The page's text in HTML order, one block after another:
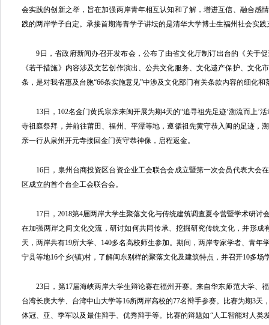
会实践的创新之举，旨在加强两岸青年相互认知和了解，增进互信、融合感
践的两岸学子自定。承接首期海青学子讲坛的是清华大学博士生福州社会实践
9日，省政府新闻办召开发布会，公布了由省文化厅制订出台的《关于促
《若干措施》内容涉及文艺创作演出、公共文化服务、文化遗产保护、文化
条，是对我省惠及台胞“66条实施意见”中涉及文化部门有关条款内容的细化和
13日，102名金门黄氏宗亲来闽开展为期4天的“追寻祖先足迹‘溯流而上’
寺祖庭祭拜，并前往莆田、福州、平潭等地，遵循祖先黄守恭入闽的足迹，
亲一行从泉州开元寺接回金门黄守恭神像，启程返金。
16日，泉州台商投资区台资企业工会联合会成立暨第一次会员代表大会
区成立的首个台企工会联合会。
17日，2018第4届两岸大学生聚落文化与传统建筑调查夏令营暨学术研讨
在加强两岸之间文化交流，研讨如何共同传承、挖掘研究传统文化，并形成
天，两岸共有19所大学、140多名高校师生参加。期间，两岸专家学者、青年
宁县等地16个乡(镇)村，了解闽东别样的聚落文化及建筑特点，并召开10多场
23日，第17届海峡两岸大学生辩论赛在福州开赛。来自华东师范大学、
台湾长庚大学、台湾中山大学等16所两岸高校的77名辩手参赛。比赛为期3天
体冠、亚、季军以及最佳辩手、优秀辩手等。比赛的辩题如“人工智能对人类